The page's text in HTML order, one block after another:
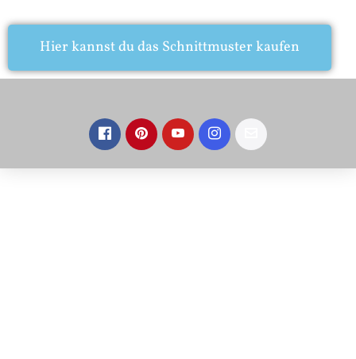
Hier kannst du das Schnittmuster kaufen